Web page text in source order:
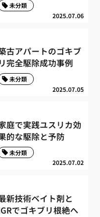
2025.07.06
未分類
古アパートのゴキブ
リ完全駆除成功事例
2025.07.05
未分類
庭で実践ユスリカ効
的な駆除と予防
2025.07.02
未分類
新技術ベイト剤と
でゴキブリ根絶へ